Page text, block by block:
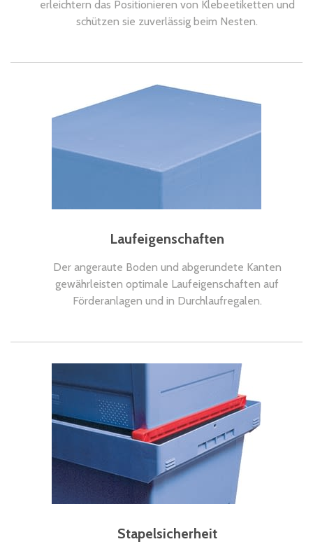
erleichtern das Positionieren von Klebeetiketten und
schützen sie zuverlässig beim Nesten.
Laufeigenschaften
Der angeraute Boden und abgerundete Kanten
gewährleisten optimale Laufeigenschaften auf
Förderanlagen und in Durchlaufregalen.
Stapelsicherheit